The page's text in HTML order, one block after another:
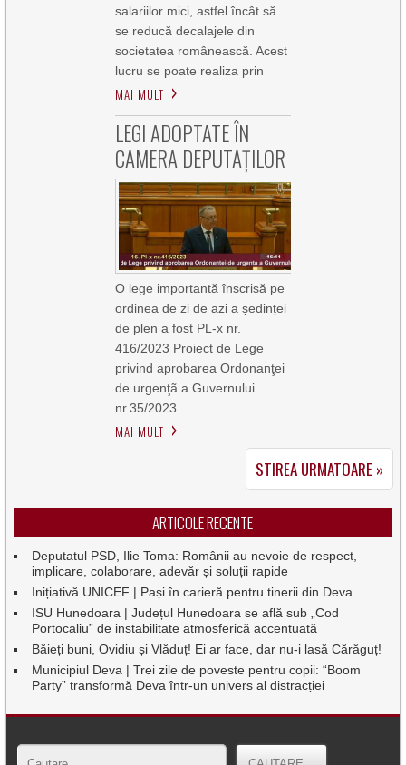
salariilor mici, astfel încât să
se reducă decalajele din
societatea românească. Acest
lucru se poate realiza prin
MAI MULT
LEGI ADOPTATE ÎN
CAMERA DEPUTAȚILOR
O lege importantă înscrisă pe
ordinea de zi de azi a ședinței
de plen a fost PL-x nr.
416/2023 Proiect de Lege
privind aprobarea Ordonanţei
de urgenţã a Guvernului
nr.35/2023
MAI MULT
STIREA URMATOARE »
ARTICOLE RECENTE
Deputatul PSD, Ilie Toma: Românii au nevoie de respect,
implicare, colaborare, adevăr și soluții rapide
Inițiativă UNICEF | Pași în carieră pentru tinerii din Deva
ISU Hunedoara | Județul Hunedoara se află sub „Cod
Portocaliu” de instabilitate atmosferică accentuată
Băieți buni, Ovidiu și Vlăduț! Ei ar face, dar nu-i lasă Cărăguț!
Municipiul Deva | Trei zile de poveste pentru copii: “Boom
Party” transformă Deva într-un univers al distracției